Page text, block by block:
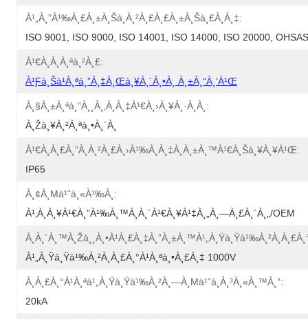
À¹„à¸”à¹‰à¸£à¸±à¸šà¸à¸²à¸£à¸£à¸±à¸šà¸£à¸­à¸‡:
ISO 9001, ISO 9000, ISO 14001, ISO 14000, ISO 20000,
À¹€à¸­à¸à¸ªà¸²à¸£:
À¹ƒà¸šà¹à¸ªà¸”à¸‡à¸œà¸¥à¸´à¸•à¸ À¸±à¸“à¸‘à¹Œ
À¸§à¸±à¸ªà¸”à¸¸à¸‚à¸­à¸‡à¹€à¸›à¸¥à¸·à¸­à¸:
À¸žà¸¥à¸²à¸ªà¸•à¸´à¸
À¹€à¸à¸£à¸”à¸à¸²à¸£à¸›à¹‰à¸­à¸‡à¸à¸±à¸™à¹€à¸Šà¸¥à¸¥à¹Œ:
IP65
À¸¢à¸µà¹ˆà¸«à¹‰à¸­:
À¹‚à¸à¸¥à¹€à¸”à¹‰à¸™à¸­à¸´à¹€à¸¥à¹‡à¸„à¸—À¸£à¸´à¸„/OEM
À¹„à¸Ÿà¸Ÿà¹‰à¸²à¸à¸£à¸°à¹à¸ªà¸•à¸£à¸‡ 1000V
À¸à¸£à¸°à¹à¸ªà¹„à¸Ÿà¸Ÿà¹‰à¸²à¸—À¸µà¹ˆà¸à¸³à¸«à¸™à¸”:
20kA